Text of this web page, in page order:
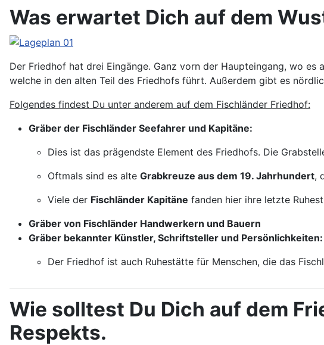
Was erwartet Dich auf dem
Der Friedhof hat drei Eingänge. Ganz vorn der Haupteingang, wo
welche in den alten Teil des Friedhofs führt. Außerdem gibt es
Folgendes findest Du unter anderem auf dem Fischländer Friedhof:
Gräber der Fischländer Seefahrer und Kapitäne:
Dies ist das prägendste Element des Friedhofs. Die
Oftmals sind es alte Grabkreuze aus dem 19. Jahrhundert,
Viele der Fischländer Kapitäne fanden hier ihre letzte
Gräber von Fischländer Handwerkern und Bauern
Gräber bekannter Künstler, Schriftsteller und Persönlichkeiten:
Der Friedhof ist auch Ruhestätte für Menschen, die das
Wie solltest Du Dich auf dem
Respekts.